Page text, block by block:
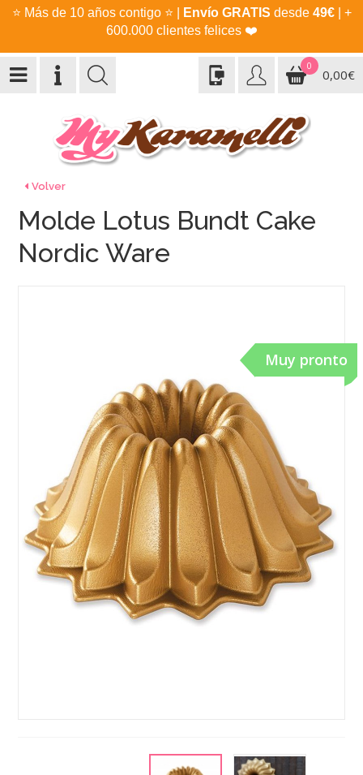
⭐ Más de 10 años contigo ⭐ Envío GRATIS desde 49€| +
600.000 clientes felices ❤️
0
0,00€
Volver
Muy pronto
Molde Lotus Bundt Cake
Nordic Ware